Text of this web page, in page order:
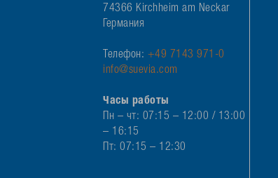
74366 Kirchheim am Neckar
Германия
Телефон: +49 7143 971-0
info@suevia.com
Часы работы
Пн – чт: 07:15 – 12:00 / 13:00
– 16:15
Пт: 07:15 – 12:30